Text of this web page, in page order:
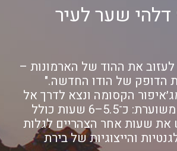
יום 9+10 דלהי שער לעיר
את ההוד של הארמונות –
הדופק של הודו החדשה."
הקסומה ונצא לדרך אל
דלהי – נסיעה משוערת: כ־5.5–6 שעות כולל
את שעות אחר הצהריים לגלות
והייצוגיות של בירת